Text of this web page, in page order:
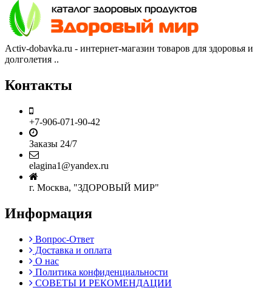
Activ-dobavka.ru - интернет-магазин товаров для здоровья и
долголетия ..
Контакты
+7-906-071-90-42
Заказы 24/7
elagina1@yandex.ru
г. Москва, "ЗДОРОВЫЙ МИР"
Информация
Вопрос-Ответ
Доставка и оплата
О нас
Политика конфиденциальности
СОВЕТЫ И РЕКОМЕНДАЦИИ